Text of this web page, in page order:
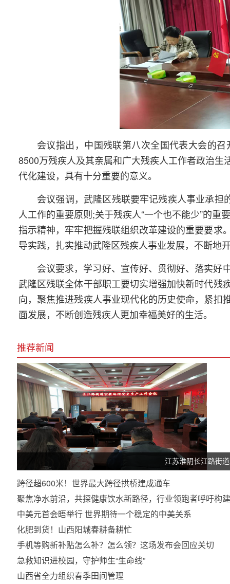
会议指出，中国残联第八次全国代表大会的
8500万残疾人及其亲属和广大残疾人工作者政治
代化建设，具有十分重要的意义。
会议强调，武隆区残联要牢记残疾人事业承担
人工作的重要原则;关于残疾人“一个也不能少”的
指示精神，牢牢把握残联组织改革建设的重要要求
导实践，扎实推动武隆区残疾人事业发展，不断地
会议要求，学习好、宣传好、贯彻好、落实好
武隆区残联全体干部职工要切实增强加快新时代
向，聚焦推进残疾人事业现代化的历史使命，紧
面发展，不断创造残疾人更加幸福美好的生活。
推荐新闻
江苏淮阴长江路街
跨径超600米！世界最大跨径拱桥建成通车
聚焦净水前沿，共探健康饮水新路径，行业领跑者呼吁
中美元首会晤举行 世界期待一个稳定的中美关系
化肥到货！山西阳城春耕备耕忙
手机等购新补贴怎么补？怎么领？这场发布会回应关切
急救知识进校园，守护师生“生命线”
山西省全力组织春季田间管理